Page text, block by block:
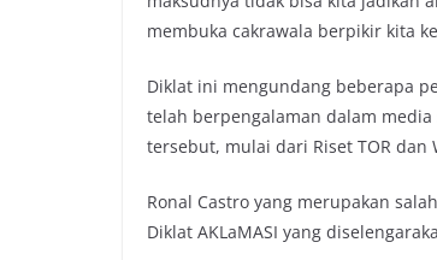
membuka cakrawala berpikir kita
Diklat ini mengundang beberapa
telah berpengalaman dalam
tersebut, mulai dari Riset TOR dan
Ronal Castro yang merupakan
Diklat AKLaMASI yang